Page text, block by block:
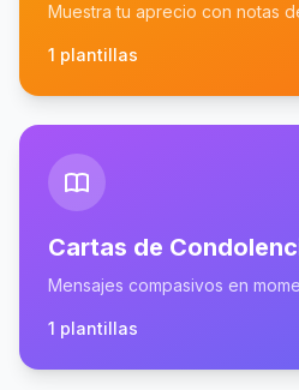
Muestra tu aprecio con notas
1 plantillas
Cartas de
Mensajes compasivos en
1 plantillas